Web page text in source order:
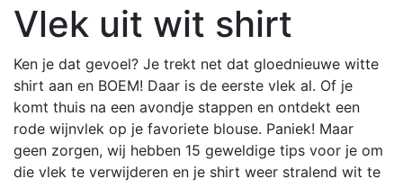
Vlek uit wit shirt
Ken je dat gevoel? Je trekt net dat gloednieuwe witte
shirt aan en BOEM! Daar is de eerste vlek al. Of je
komt thuis na een avondje stappen en ontdekt een
rode wijnvlek op je favoriete blouse. Paniek! Maar
geen zorgen, wij hebben 15 geweldige tips voor je om
die vlek te verwijderen en je shirt weer stralend wit te